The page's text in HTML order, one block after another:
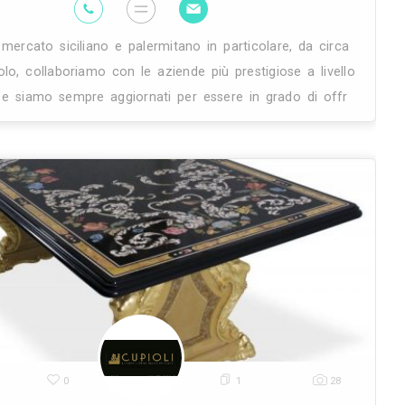
macchinari, oltre che lo sviluppo